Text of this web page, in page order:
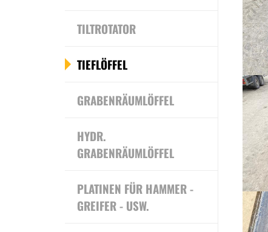
TILTROTATOR
TIEFLÖFFEL
GRABENRÄUMLÖFFEL
HYDR.
GRABENRÄUMLÖFFEL
PLATINEN FÜR HAMMER -
GREIFER - USW.